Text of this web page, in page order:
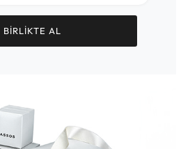
BİRLİKTE AL